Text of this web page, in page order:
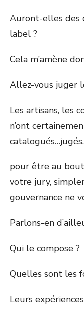
Auront-elles des
label ?
Cela m’amène
Allez-vous juger
Les artisans, les
n’ont
pour être au
votre jury,
gouvernance ne
Parlons-en
Qui le compose ?
Quelles sont les
Leurs